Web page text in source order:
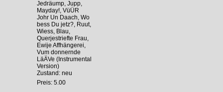
Jedräump, Jupp,
Mayday!, VüÜR
Johr Un Daach, Wo
bess Du jetz?, Ruut,
Wiess, Blau,
Querjestriefte Frau,
Ewije Affhängerei,
Vum donnernde
LäÄVe (Instrumental
Version)
Zustand: neu
Preis: 5.00